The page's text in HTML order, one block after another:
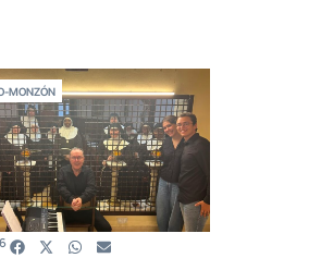
MONZÓN